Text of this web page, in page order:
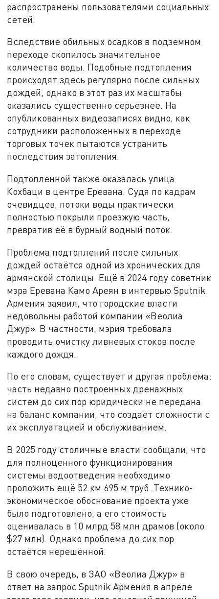
распространены пользователями социальных
сетей.
Вследствие обильных осадков в подземном
переходе скопилось значительное
количество воды. Подобные подтопления
происходят здесь регулярно после сильных
дождей, однако в этот раз их масштабы
оказались существенно серьёзнее. На
опубликованных видеозаписях видно, как
сотрудники расположенных в переходе
торговых точек пытаются устранить
последствия затопления.
Подтопленной также оказалась улица
Кохбаци в центре Еревана. Судя по кадрам
очевидцев, потоки воды практически
полностью покрыли проезжую часть,
превратив её в бурный водный поток.
Проблема подтоплений после сильных
дождей остаётся одной из хронических для
армянской столицы. Ещё в 2024 году советник
мэра Еревана Камо Ареян в интервью Sputnik
Армения заявил, что городские власти
недовольны работой компании «Веолиа
Джур». В частности, мэрия требовала
проводить очистку ливневых стоков после
каждого дождя.
По его словам, существует и другая проблема:
часть недавно построенных дренажных
систем до сих пор юридически не передана
на баланс компании, что создаёт сложности с
их эксплуатацией и обслуживанием.
В 2025 году столичные власти сообщали, что
для полноценного функционирования
системы водоотведения необходимо
проложить ещё 52 км 695 м труб. Технико-
экономическое обоснование проекта уже
было подготовлено, а его стоимость
оценивалась в 10 млрд 58 млн драмов (около
$27 млн). Однако проблема до сих пор
остаётся нерешённой.
В свою очередь, в ЗАО «Веолиа Джур» в
ответ на запрос Sputnik Армения в апреле